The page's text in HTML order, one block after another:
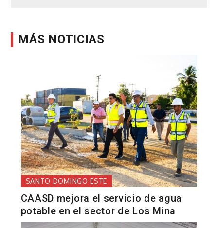
MÁS NOTICIAS
SANTO DOMINGO ESTE
CAASD mejora el servicio de agua
potable en el sector de Los Mina